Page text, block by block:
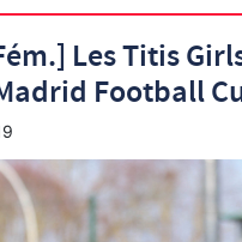
Les Titis
Football